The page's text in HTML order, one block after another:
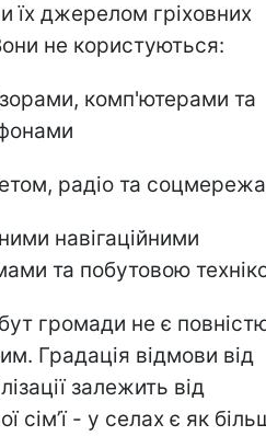
їх джерелом гріховних
не користуються:
комп'ютерами та
радіо та
навігаційними
та побутовою
громади не є
Градація відмови від
залежить від
сім’ї - у селах є як